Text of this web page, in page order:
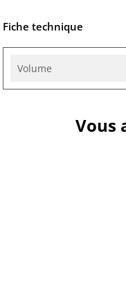
Fiche technique
Volume
Vous